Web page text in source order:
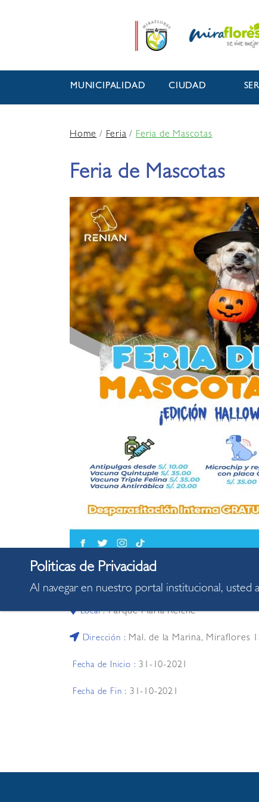
MUNICIPALIDAD CIUDAD
Home/Feria/Feria de Mascotas
Feria de Mascotas
Hora :10:00:00
Local :Parque Maria Reiche
Dirección : Mal. de la Marina, Miraflores
Fecha de Inicio :31-10-2021
Fecha de Fin : 31-10-2021
Al navegar en nuestro portal institucional, usted